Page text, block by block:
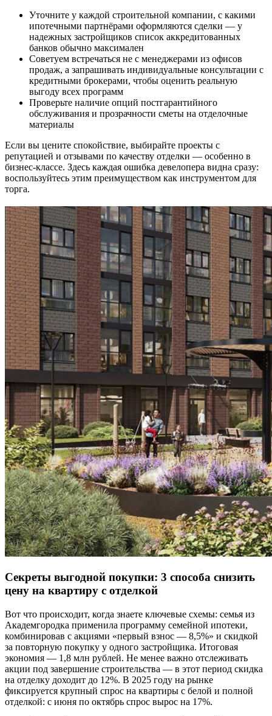
Уточните у каждой строительной компании, с какими
ипотечными партнёрами оформляются сделки — у
надежных застройщиков список аккредитованных
банков обычно максимален
Советуем встречаться не с менеджерами из офисов
продаж, а запрашивать индивидуальные консультации с
кредитными брокерами, чтобы оценить реальную
выгоду всех программ
Проверьте наличие опций постгарантийного
обслуживания и прозрачности сметы на отделочные
материалы
Если вы цените спокойствие, выбирайте проекты с
репутацией и отзывами по качеству отделки — особенно в
бизнес-классе. Здесь каждая ошибка девелопера видна сразу:
воспользуйтесь этим преимуществом как инструментом для
торга.
Секреты выгодной покупки: 3 способа снизить
цену на квартиру с отделкой
Вот что происходит, когда знаете ключевые схемы: семья из
Академгородка применила программу семейной ипотеки,
комбинировав с акциями «первый взнос — 8,5%» и скидкой
за повторную покупку у одного застройщика. Итоговая
экономия — 1,8 млн рублей. Не менее важно отслеживать
акции под завершение строительства — в этот период скидка
на отделку доходит до 12%. В 2025 году на рынке
фиксируется крупный спрос на квартиры с белой и полной
отделкой: с июня по октябрь спрос вырос на 17%.